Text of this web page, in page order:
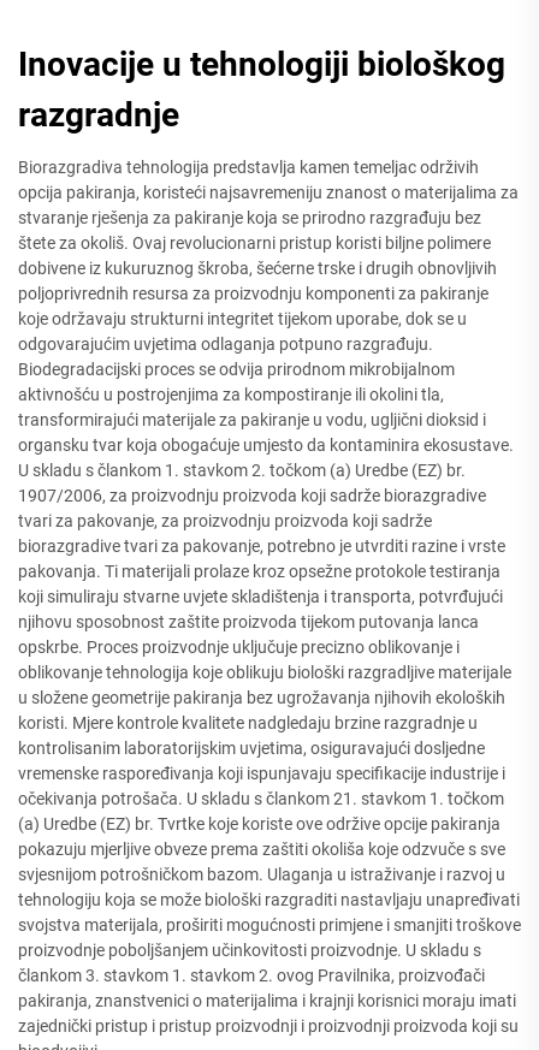
Inovacije u tehnologiji biološkog
razgradnje
Biorazgradiva tehnologija predstavlja kamen temeljac održivih
opcija pakiranja, koristeći najsavremeniju znanost o materijalima za
stvaranje rješenja za pakiranje koja se prirodno razgrađuju bez
štete za okoliš. Ovaj revolucionarni pristup koristi biljne polimere
dobivene iz kukuruznog škroba, šećerne trske i drugih obnovljivih
poljoprivrednih resursa za proizvodnju komponenti za pakiranje
koje održavaju strukturni integritet tijekom uporabe, dok se u
odgovarajućim uvjetima odlaganja potpuno razgrađuju.
Biodegradacijski proces se odvija prirodnom mikrobijalnom
aktivnošću u postrojenjima za kompostiranje ili okolini tla,
transformirajući materijale za pakiranje u vodu, ugljični dioksid i
organsku tvar koja obogaćuje umjesto da kontaminira ekosustave.
U skladu s člankom 1. stavkom 2. točkom (a) Uredbe (EZ) br.
1907/2006, za proizvodnju proizvoda koji sadrže biorazgradive
tvari za pakovanje, za proizvodnju proizvoda koji sadrže
biorazgradive tvari za pakovanje, potrebno je utvrditi razine i vrste
pakovanja. Ti materijali prolaze kroz opsežne protokole testiranja
koji simuliraju stvarne uvjete skladištenja i transporta, potvrđujući
njihovu sposobnost zaštite proizvoda tijekom putovanja lanca
opskrbe. Proces proizvodnje uključuje precizno oblikovanje i
oblikovanje tehnologija koje oblikuju biološki razgradljive materijale
u složene geometrije pakiranja bez ugrožavanja njihovih ekoloških
koristi. Mjere kontrole kvalitete nadgledaju brzine razgradnje u
kontrolisanim laboratorijskim uvjetima, osiguravajući dosljedne
vremenske raspoređivanja koji ispunjavaju specifikacije industrije i
očekivanja potrošača. U skladu s člankom 21. stavkom 1. točkom
(a) Uredbe (EZ) br. Tvrtke koje koriste ove održive opcije pakiranja
pokazuju mjerljive obveze prema zaštiti okoliša koje odzvuče s sve
svjesnijom potrošničkom bazom. Ulaganja u istraživanje i razvoj u
tehnologiju koja se može biološki razgraditi nastavljaju unapređivati
svojstva materijala, proširiti mogućnosti primjene i smanjiti troškove
proizvodnje poboljšanjem učinkovitosti proizvodnje. U skladu s
člankom 3. stavkom 1. stavkom 2. ovog Pravilnika, proizvođači
pakiranja, znanstvenici o materijalima i krajnji korisnici moraju imati
zajednički pristup i pristup proizvodnji i proizvodnji proizvoda koji su